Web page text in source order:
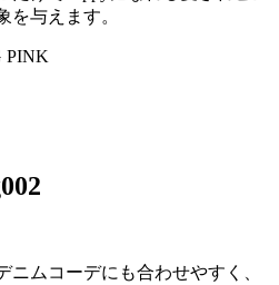
を与えます。
PINK
ニムコーデにも合わせやすく、